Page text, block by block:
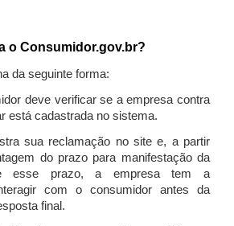
o Consumidor.gov.br?
da seguinte forma:
deve verificar se a empresa contra
está cadastrada no sistema.
sua reclamação no site e, a partir
do prazo para manifestação da
esse prazo, a empresa tem a
com o consumidor antes da
final.